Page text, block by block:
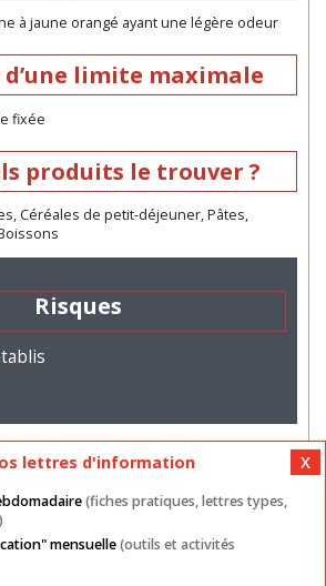
à jaune orangé ayant une légère odeur
d’une limite maximale
fixée
produits le trouver ?
Céréales de petit-déjeuner, Pâtes,
Risques
Nos autres sites CGU
lettres d'information
(fiches pratiques, lettres types,
mensuelle(outils et activités